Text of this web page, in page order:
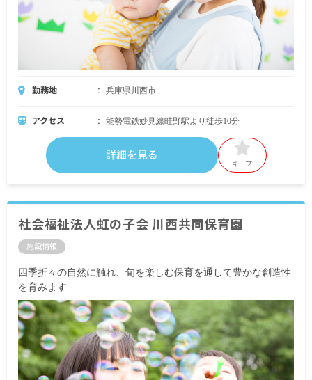
勤務地 兵庫県川西市
アクセス 能勢電鉄妙見線畦野駅より徒歩10分
詳細を見る
キープ
社会福祉法人虹の子会 川西共同保育園
施設情報
四季折々の自然に触れ、旬を楽しむ保育を通して豊かな創造性
を育みます